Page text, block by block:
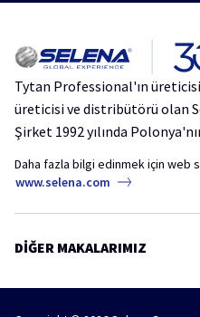
Kimyasal Dübel
Aerosoller
Protect
Silikon ve Mastik Rehberi:
Yalıtım Sorunlarına Pratik
Tytan Professional'ın
üreticisi ve distribütörü olan
Şirket 1992 yılında
Daha fazla bilgi edinmek için web
www.selena.com
DIĞER MAKALARIMIZ